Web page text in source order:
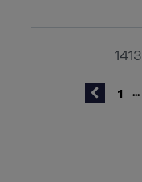
1413
1 ...